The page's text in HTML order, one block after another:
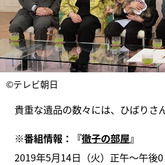
©テレビ朝日
貴重な遺品の数々には、ひばりさ
※番組情報：『徹子の部屋』
2019年5月14日（火）正午～午後